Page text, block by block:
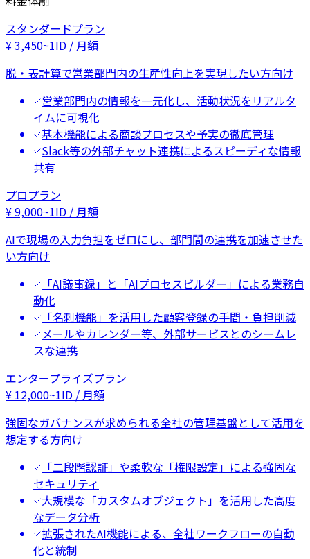
スタンダードプラン
¥3,450~1ID / 月額
脱・表計算で営業部門内の生産性向上を実現したい方向け
営業部門内の情報を一元化し、活動状況をリアルタ
イムに可視化
基本機能による商談プロセスや予実の徹底管理
Slack等の外部チャット連携によるスピーディな情報
共有
プロプラン
¥9,000~1ID / 月額
AIで現場の入力負担をゼロにし、部門間の連携を加速させた
い方向け
「AI議事録」と「AIプロセスビルダー」による業務自
動化
「名刺機能」を活用した顧客登録の手間・負担削減
メールやカレンダー等、外部サービスとのシームレ
スな連携
エンタープライズプラン
¥ 12,000~1ID / 月額
強固なガバナンスが求められる全社の管理基盤として活用を
想定する方向け
「二段階認証」や柔軟な「権限設定」による強固な
セキュリティ
大規模な「カスタムオブジェクト」を活用した高度
なデータ分析
拡張されたAI機能による、全社ワークフローの自動
化と統制